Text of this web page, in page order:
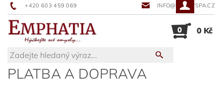
+420 603 459 069 INFO@SUNNYSPA.CZ
0 0 Kč
PLATBA A DOPRAVA